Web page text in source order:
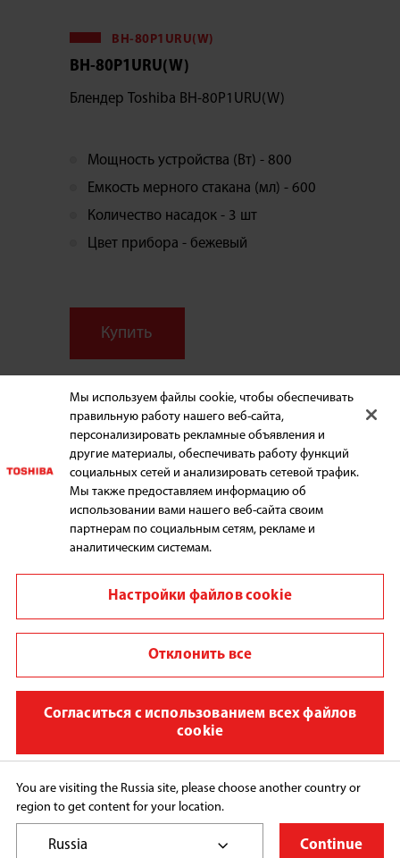
BH-80P1URU(W)
BH-80P1URU(W)
Блендер Toshiba BH-80P1URU(W)
Мощность устройства (Вт) - 800
Емкость мерного стакана (мл) - 600
Количество насадок - 3 шт
Цвет прибора - бежевый
Купить
БЫТОВАЯ ТЕХНИКА
ПОДДЕРЖКА
Политика конфиденциальности
Cookie Preferences
Copyright © 2026 Общество с ограниченной
ответственностью «Ориент Хоусхолд Апплиансес»/
ООО «Ориент Хоусхолд Апплиансес», All Rights
Reserved.
Выбрать регион
You are visiting the Russia site, please choose another country or
region to get content for your location.
Russia Continue
Мы используем файлы cookie, чтобы обеспечивать
правильную работу нашего веб-сайта,
персонализировать рекламные объявления и
другие материалы, обеспечивать работу функций
социальных сетей и анализировать сетевой трафик.
Мы также предоставляем информацию об
использовании вами нашего веб-сайта своим
партнерам по социальным сетям, рекламе и
аналитическим системам.
Настройки файлов cookie
Отклонить все
Согласиться с использованием всех файлов
cookie